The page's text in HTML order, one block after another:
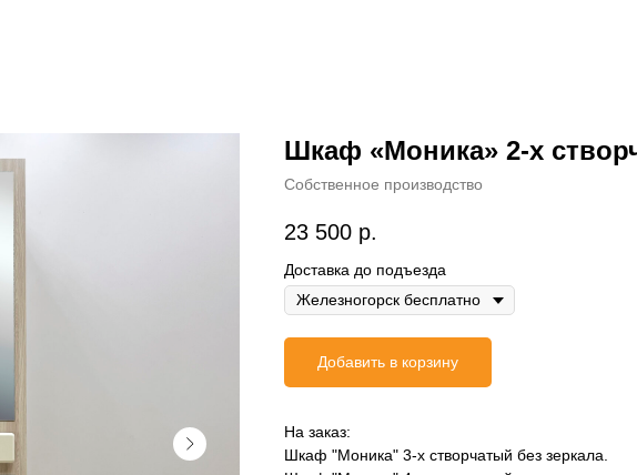
Шкаф «Моника» 2-х
Собственное производство
23 500 р.
Доставка до подъезда
Добавить в корзину
На заказ:
Шкаф "Моника" 3-х створчатый без зеркала.